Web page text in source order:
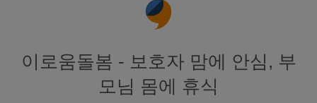
이로움돌봄 - 보호자 맘에 안심, 부
모님 몸에 휴식